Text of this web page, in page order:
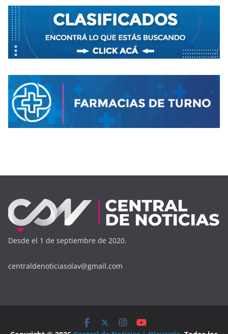
Desde el 1 de septiembre de 2020.
centraldenoticiasolav@gmail.com